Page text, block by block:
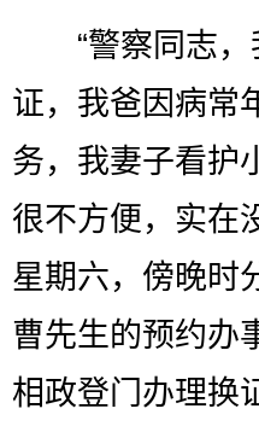
“警察同志，
证，我爸因病常
务，我妻子看护
很不方便，实在
星期六，傍晚时
曹先生的预约办
相政登门办理换